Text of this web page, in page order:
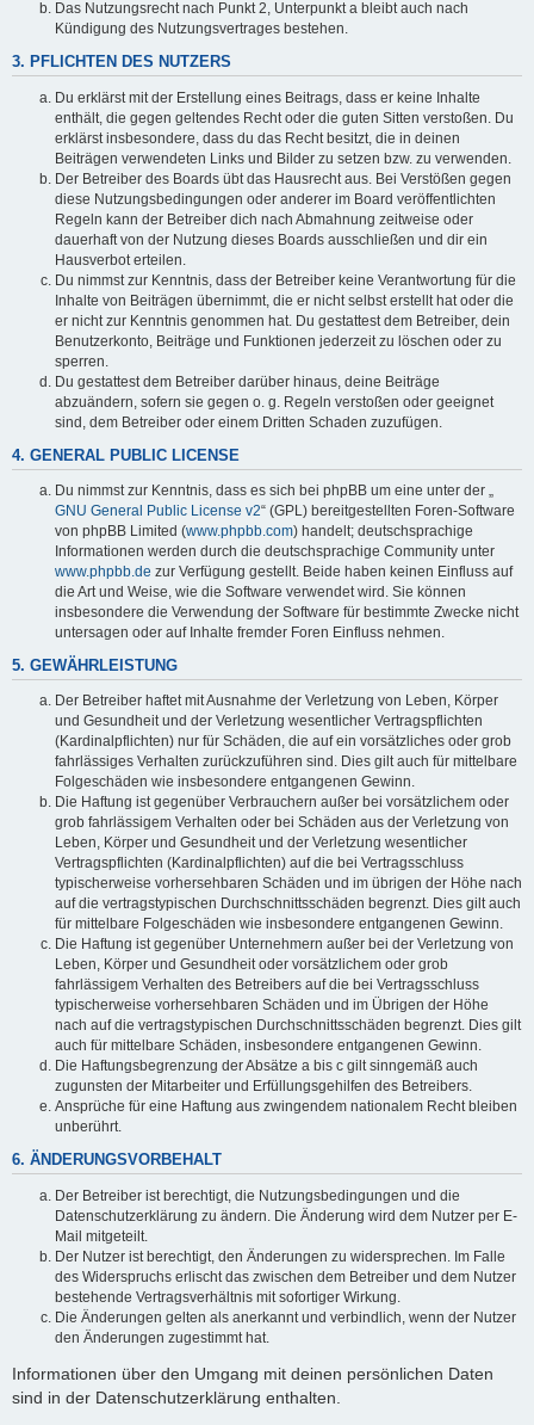
Das Nutzungsrecht nach Punkt 2, Unterpunkt a bleibt auch nach
Kündigung des Nutzungsvertrages bestehen.
3. PFLICHTEN DES NUTZERS
Du erklärst mit der Erstellung eines Beitrags, dass er keine Inhalte
enthält, die gegen geltendes Recht oder die guten Sitten verstoßen. Du
erklärst insbesondere, dass du das Recht besitzt, die in deinen
Beiträgen verwendeten Links und Bilder zu setzen bzw. zu verwenden.
Der Betreiber des Boards übt das Hausrecht aus. Bei Verstößen gegen
diese Nutzungsbedingungen oder anderer im Board veröffentlichten
Regeln kann der Betreiber dich nach Abmahnung zeitweise oder
dauerhaft von der Nutzung dieses Boards ausschließen und dir ein
Hausverbot erteilen.
Du nimmst zur Kenntnis, dass der Betreiber keine Verantwortung für die
Inhalte von Beiträgen übernimmt, die er nicht selbst erstellt hat oder die
er nicht zur Kenntnis genommen hat. Du gestattest dem Betreiber, dein
Benutzerkonto, Beiträge und Funktionen jederzeit zu löschen oder zu
sperren.
Du gestattest dem Betreiber darüber hinaus, deine Beiträge
abzuändern, sofern sie gegen o. g. Regeln verstoßen oder geeignet
sind, dem Betreiber oder einem Dritten Schaden zuzufügen.
4. GENERAL PUBLIC LICENSE
Du nimmst zur Kenntnis, dass es sich bei phpBB um eine unter der „
GNU General Public License v2“ (GPL) bereitgestellten Foren-Software
von phpBB Limited (www.phpbb.com) handelt; deutschsprachige
Informationen werden durch die deutschsprachige Community unter
www.phpbb.de zur Verfügung gestellt. Beide haben keinen Einfluss auf
die Art und Weise, wie die Software verwendet wird. Sie können
insbesondere die Verwendung der Software für bestimmte Zwecke nicht
untersagen oder auf Inhalte fremder Foren Einfluss nehmen.
5. GEWÄHRLEISTUNG
Der Betreiber haftet mit Ausnahme der Verletzung von Leben, Körper
und Gesundheit und der Verletzung wesentlicher Vertragspflichten
(Kardinalpflichten) nur für Schäden, die auf ein vorsätzliches oder grob
fahrlässiges Verhalten zurückzuführen sind. Dies gilt auch für mittelbare
Folgeschäden wie insbesondere entgangenen Gewinn.
Die Haftung ist gegenüber Verbrauchern außer bei vorsätzlichem oder
grob fahrlässigem Verhalten oder bei Schäden aus der Verletzung von
Leben, Körper und Gesundheit und der Verletzung wesentlicher
Vertragspflichten (Kardinalpflichten) auf die bei Vertragsschluss
typischerweise vorhersehbaren Schäden und im übrigen der Höhe nach
auf die vertragstypischen Durchschnittsschäden begrenzt. Dies gilt auch
für mittelbare Folgeschäden wie insbesondere entgangenen Gewinn.
Die Haftung ist gegenüber Unternehmern außer bei der Verletzung von
Leben, Körper und Gesundheit oder vorsätzlichem oder grob
fahrlässigem Verhalten des Betreibers auf die bei Vertragsschluss
typischerweise vorhersehbaren Schäden und im Übrigen der Höhe
nach auf die vertragstypischen Durchschnittsschäden begrenzt. Dies gilt
auch für mittelbare Schäden, insbesondere entgangenen Gewinn.
Die Haftungsbegrenzung der Absätze a bis c gilt sinngemäß auch
zugunsten der Mitarbeiter und Erfüllungsgehilfen des Betreibers.
Ansprüche für eine Haftung aus zwingendem nationalem Recht bleiben
unberührt.
6. ÄNDERUNGSVORBEHALT
Der Betreiber ist berechtigt, die Nutzungsbedingungen und die
Datenschutzerklärung zu ändern. Die Änderung wird dem Nutzer per E-
Mail mitgeteilt.
Der Nutzer ist berechtigt, den Änderungen zu widersprechen. Im Falle
des Widerspruchs erlischt das zwischen dem Betreiber und dem Nutzer
bestehende Vertragsverhältnis mit sofortiger Wirkung.
Die Änderungen gelten als anerkannt und verbindlich, wenn der Nutzer
den Änderungen zugestimmt hat.
Informationen über den Umgang mit deinen persönlichen Daten
sind in der Datenschutzerklärung enthalten.